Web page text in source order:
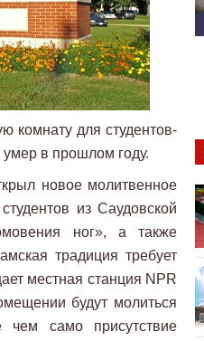
комнату для студентов-
в прошлом году.
новое молитвенное
из Саудовской
ног», а также
традиция требует
местная станция NPR
будут молиться
чем само присутствие